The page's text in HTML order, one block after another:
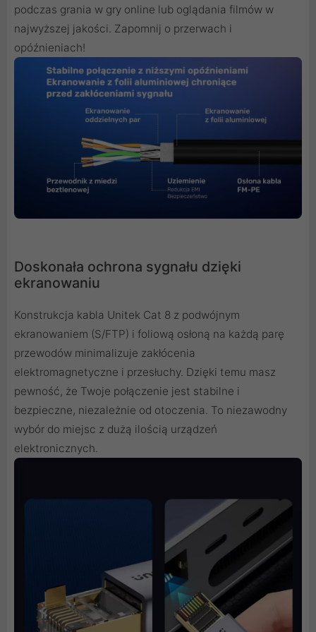
podczas grania w gry online lub oglądania filmów w
najwyższej jakości. Zapomnij o przerwach i
opóźnieniach!
Doskonała ochrona sygnału dzięki
ekranowaniu
Konstrukcja kabla Unitek Cat 8 z podwójnym
ekranowaniem (S/FTP) i foliową osłoną na każdą parę
przewodów minimalizuje zakłócenia
elektromagnetyczne i przesłuchy. Dzięki temu masz
pewność, że Twoje połączenie jest stabilne i
bezpieczne, niezależnie od otoczenia. To niezawodny
wybór do miejsc z dużą ilością urządzeń
elektronicznych.